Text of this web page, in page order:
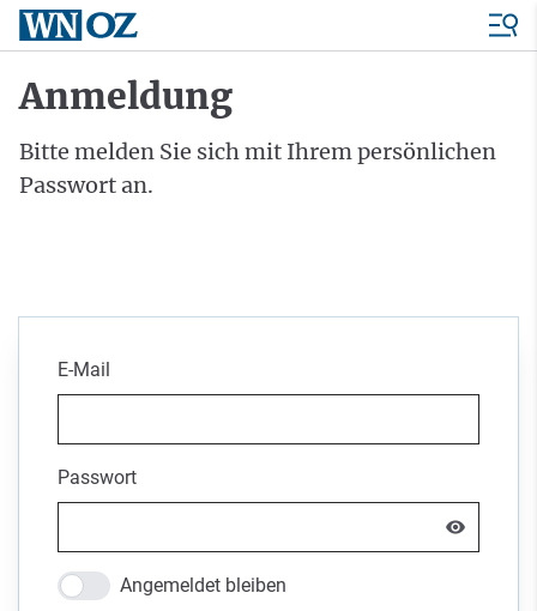
Anmeldung
Bitte melden Sie sich mit Ihrem persönlichen
Passwort an.
E-Mail
Passwort
Angemeldet bleiben